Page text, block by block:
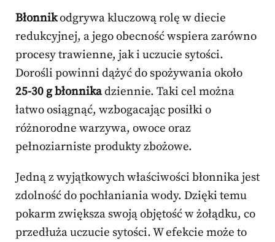
Błonnikodgrywa kluczową rolę w diecie
redukcyjnej, a jego obecność wspiera zarówno
procesy trawienne, jak i uczucie sytości.
Dorośli powinni dążyć do spożywania około
25-30 g błonnikadziennie. Taki cel można
łatwo osiągnąć, wzbogacając posiłki o
różnorodne warzywa, owoce oraz
pełnoziarniste produkty zbożowe.
Jedną z wyjątkowych właściwości błonnika jest
zdolność do pochłaniania wody. Dzięki temu
pokarm zwiększa swoją objętość w żołądku, co
przedłuża uczucie sytości. W efekcie może to